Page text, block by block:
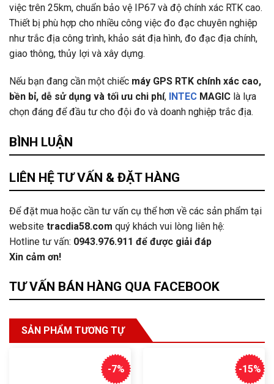
việc trên 25km, chuẩn bảo vệ IP67 và độ chính xác RTK cao.
Thiết bị phù hợp cho nhiều công việc đo đạc chuyên nghiệp
như trắc địa công trình, khảo sát địa hình, đo đạc địa chính,
giao thông, thủy lợi và xây dựng.
Nếu bạn đang cần một chiếc máy GPS RTK chính xác cao,
bền bỉ, dễ sử dụng và tối ưu chi phí, INTEC MAGIC là lựa
chọn đáng để đầu tư cho đội đo và doanh nghiệp trắc địa.
BÌNH LUẬN
LIÊN HỆ TƯ VẤN & ĐẶT HÀNG
Để đặt mua hoặc cần tư vấn cụ thể hơn về các sản phẩm tại
website tracdia58.com quý khách vui lòng liên hệ:
Hotline tư vấn: 0943.976.911 để được giải đáp
Xin cảm ơn!
TƯ VẤN BÁN HÀNG QUA FACEBOOK
SẢN PHẨM TƯƠNG TỰ
-7% -15%